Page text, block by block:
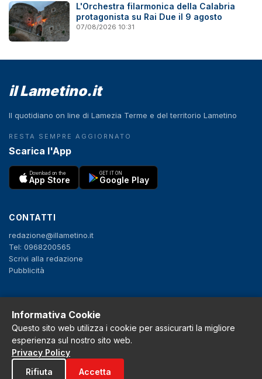
L'Orchestra filarmonica della Calabria
protagonista su Rai Due il 9 agosto
07/08/2026 10:31
il Lametino.it
Il quotidiano on line di Lamezia Terme e del territorio Lametino
RESTA SEMPRE AGGIORNATO
Scarica l'App
Download on the
App Store
GET IT ON
Google Play
CONTATTI
redazione@illametino.it
Tel: 0968200565
Scrivi alla redazione
Pubblicità
f X IG YT
Privacy Policy
Cookie Policy
Note legali
Informativa Cookie
Questo sito web utilizza i cookie per assicurarti la migliore
esperienza sul nostro sito web.
Privacy Policy
Rifiuta
Accetta